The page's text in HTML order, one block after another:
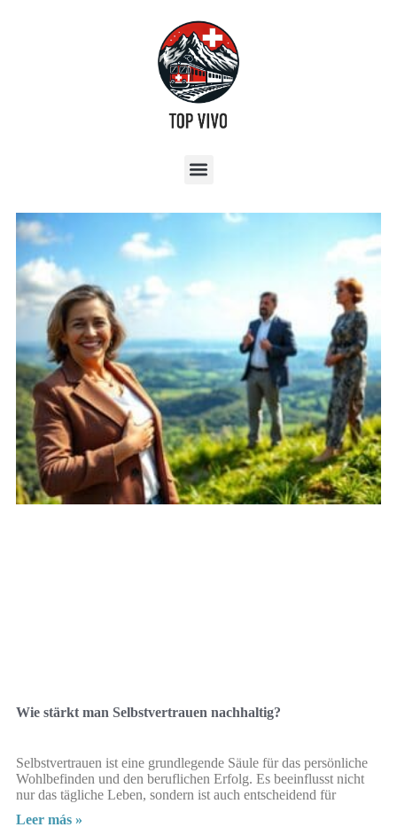
Wie stärkt man Selbstvertrauen nachhaltig?
Selbstvertrauen ist eine grundlegende Säule für das persönliche
Wohlbefinden und den beruflichen Erfolg. Es beeinflusst nicht
nur das tägliche Leben, sondern ist auch entscheidend für
Leer más »